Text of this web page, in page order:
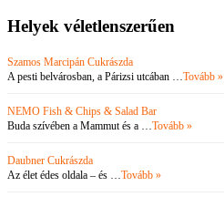
Helyek véletlenszerűen
Szamos Marcipán Cukrászda
A pesti belvárosban, a Párizsi utcában …Tovább »
NEMO Fish & Chips & Salad Bar
Buda szívében a Mammut és a …Tovább »
Daubner Cukrászda
Az élet édes oldala – és …Tovább »